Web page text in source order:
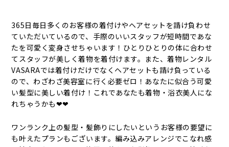
365日毎日多くのお客様の着付けやヘアセットを請け負わせ
ていただいているので、手際のいいスタッフが短時間であな
たを可愛く変身させちゃいます！ひとりひとりの体に合わせ
てスタッフが美しく着物を着付けます。また、着物レンタル
VASARAでは着付けだけでなくヘアセットも請け負っている
ので、わざわざ美容室に行く必要ゼロ！あなたに似合う可愛
い髪型に美しい着付け！これであなたも着物・浴衣美人にな
れちゃうかも❤❤
ワンランク上の髪型・髪飾りにしたいというお客様の要望に
も叶えたプランもございます。編み込みアレンジでこなれ感